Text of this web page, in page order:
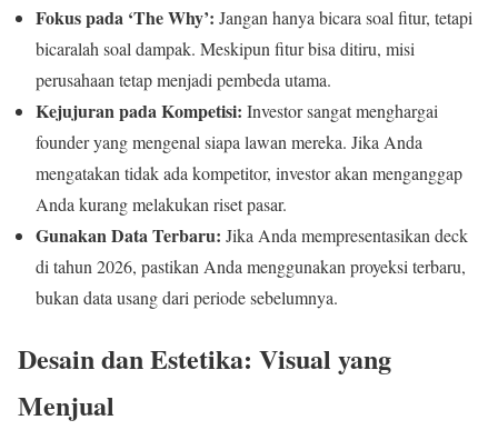
Fokus pada ‘The Why’: Jangan hanya bicara soal fitur, tetapi
bicaralah soal dampak. Meskipun fitur bisa ditiru, misi
perusahaan tetap menjadi pembeda utama.
Kejujuran pada Kompetisi: Investor sangat menghargai
founder yang mengenal siapa lawan mereka. Jika Anda
mengatakan tidak ada kompetitor, investor akan menganggap
Anda kurang melakukan riset pasar.
Gunakan Data Terbaru: Jika Anda mempresentasikan deck
di tahun 2026, pastikan Anda menggunakan proyeksi terbaru,
bukan data usang dari periode sebelumnya.
Desain dan Estetika: Visual yang
Menjual